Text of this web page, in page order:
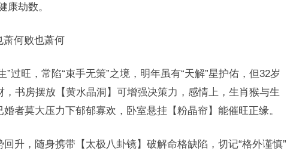
康劫数。
萧何败也萧何
过旺，常陷“束手无策”之境，明年虽有“天解”星护佑，但32岁
书房摆放【黄水晶洞】可增强决策力，感情上，生肖猴与生
者莫大压力下郁郁寡欢，卧室悬挂【粉晶帘】能催旺正缘。
升，随身携带【太极八卦镜】破解命格缺陷，切记“格外谨慎”